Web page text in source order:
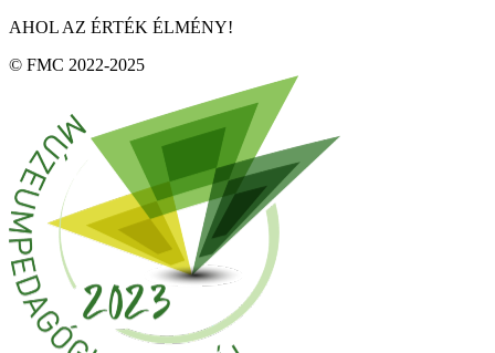
AHOL AZ ÉRTÉK ÉLMÉNY!
© FMC 2022-2025